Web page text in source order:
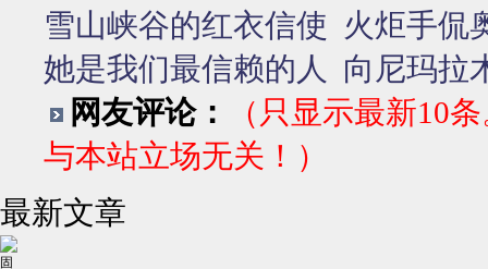
雪山峡谷的红衣信使 火炬手侃
她是我们最信赖的人
向尼玛拉
网友评论：
（只显示最新10
与本站立场无关！）
最新文章